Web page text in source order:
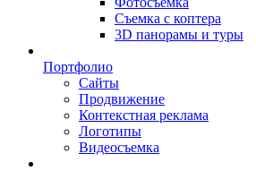
Съемка с коптера
3D панорамы и туры
Портфолио
Сайты
Продвижение
Контекстная реклама
Логотипы
Видеосъемка